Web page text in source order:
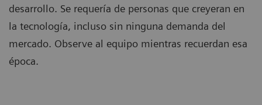
desarrollo. Se requería de personas que creyeran en
la tecnología, incluso sin ninguna demanda del
mercado. Observe al equipo mientras recuerdan esa
época.